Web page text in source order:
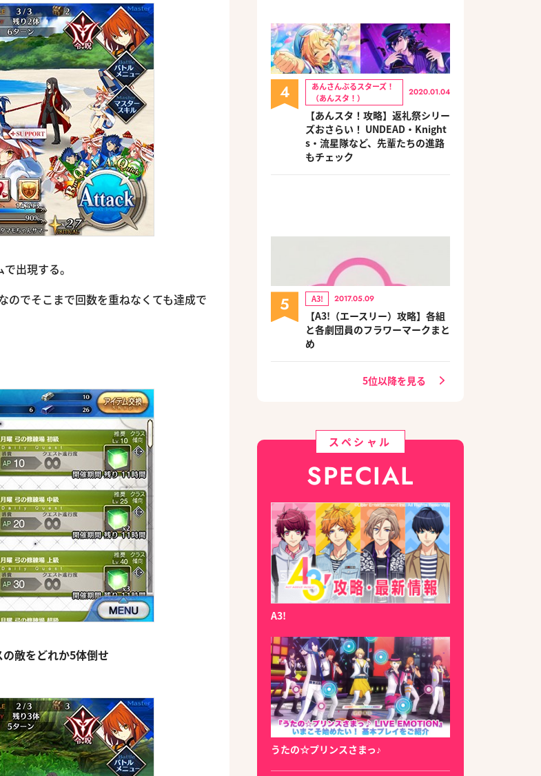
出現する。
のでそこまで回数を重ねなくても達成で
敵をどれか5体倒せ
4
あんさんぶるスターズ！
（あんスタ！）
2020.01.04
【あんスタ！攻略】返礼祭シリー
ズおさらい！ UNDEAD・Knight
s・流星隊など、先輩たちの進路
もチェック
5 A3! 2017.05.09
【A3!（エースリー）攻略】各組
と各劇団員のフラワーマークまと
め
5位以降を見る
スペシャル
SPECIAL
A3!
うたの☆プリンスさまっ♪